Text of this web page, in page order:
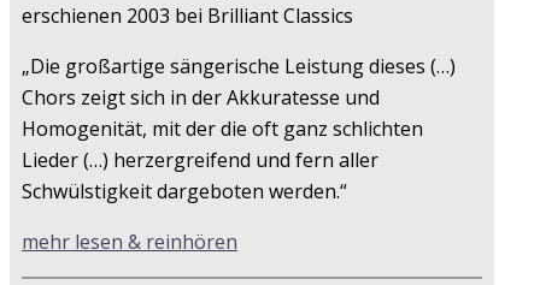
erschienen 2003 bei Brilliant Classics
„Die großartige sängerische Leistung dieses (…)
Chors zeigt sich in der Akkuratesse und
Homogenität, mit der die oft ganz schlichten
Lieder (…) herzergreifend und fern aller
Schwülstigkeit dargeboten werden.“
mehr lesen & reinhören